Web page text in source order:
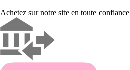
Achetez sur notre site en toute confiance